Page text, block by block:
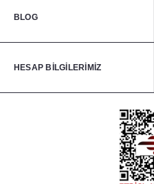
BLOG
HESAP BİLGİLERİMİZ